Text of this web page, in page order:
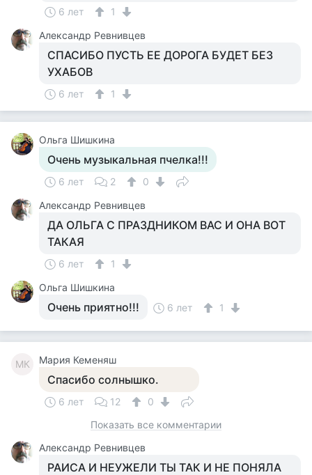
6 лет
1
Александр Ревнивцев
СПАСИБО ПУСТЬ ЕЕ ДОРОГА БУДЕТ БЕЗ
УХАБОВ
6 лет 1
Ольга Шишкина
Очень музыкальная пчелка!!!
6 лет 2
0
Александр Ревнивцев
ДА ОЛЬГА С ПРАЗДНИКОМ ВАС И ОНА ВОТ
ТАКАЯ
6 лет
1
Ольга Шишкина
Очень приятно!!! 6 лет 1
МК Мария Кеменяш
Спасибо солнышко.
6 лет 12
0
Показать все комментарии
Александр Ревнивцев
РАИСА И НЕУЖЕЛИ ТЫ ТАК И НЕ ПОНЯЛА